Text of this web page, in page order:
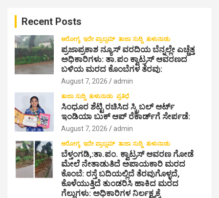
Recent Posts
ಆರೋಗ್ಯ ಇದೇ ಪ್ರಾಬ್ಲಮ್ ತಾಜಾ ಸುದ್ದಿ ತುಳುನಾಡು
ಪ್ರಜಾಪ್ರಕಾಶ ನ್ಯೂಸ್ ವರದಿಯ ಬೆನ್ನಲ್ಲೇ ಎಚ್ಚೆತ್ತ
ಅಧಿಕಾರಿಗಳು: ತಾ.ಪಂ ಕ್ವಾಟ್ರಸ್ ಆವರಣದ
ಬಳಿಯ ಮರದ ಕೊಂಬೆಗಳ ತೆರವು:
August 7, 2026 admin
ತಾಜಾ ಸುದ್ದಿ ತುಳುನಾಡು ಪ್ರತಿಭೆ
ಸಿಂಧೂರ ಶೆಟ್ಟಿ ರಚಿಸಿದ ಸ್ಕ್ರಿಬಲ್ ಆರ್ಟ್
ಇಂಡಿಯಾ ಬುಕ್ ಆಪ್ ರೆಕಾರ್ಡ್‌ಗೆ ಸೇರ್ಪಡೆ:
August 7, 2026 admin
ಆರೋಗ್ಯ ಇದೇ ಪ್ರಾಬ್ಲಮ್ ತಾಜಾ ಸುದ್ದಿ ತುಳುನಾಡು
ಬೆಳ್ತಂಗಡಿ,:ತಾ.ಪಂ‌. ಕ್ವಾಟ್ರಸ್ ಆವರಣ ಗೋಡೆ
ಮೇಲೆ ನೇತಾಡುತಿದೆ ಅಪಾಯಕಾರಿ ಮರದ
ಕೊಂಬೆ: ರಸ್ತೆ ಬದಿಯಲ್ಲಿದೆ ತೆರವುಗೊಳ್ಳದೆ,
ಕೊಳೆಯುತ್ತಿದೆ ತುಂಡರಿಸಿ ಹಾಕಿದ ಮರದ
ಗೆಲ್ಲುಗಳು: ಅಧಿಕಾರಿಗಳ ನಿರ್ಲಕ್ಷ್ಯಕ್ಕೆ